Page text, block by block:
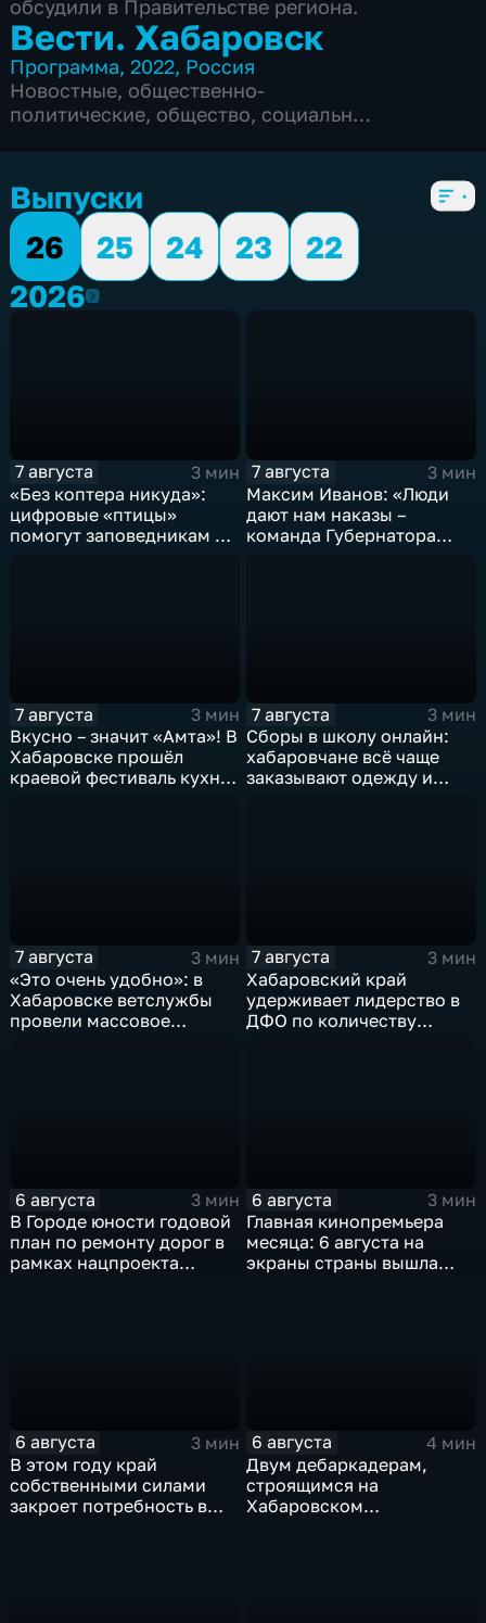
обсудили в Правительстве региона.
Вести. Хабаровск
Программа,2022, Россия
Новостные, общественно-
политические, общество, социально-
Выпуски
26
25 24 23
22
20262026
7 августа
3 мин
«Без коптера никуда»:
цифровые «птицы»
помогут заповедникам в
7 августа
3 мин
Максим Иванов: «Люди
дают нам наказы –
команда Губернатора
7 августа
3 мин
Вкусно – значит «Амта»! В
Хабаровске прошёл
краевой фестиваль кухни
7 августа
3 мин
Сборы в школу онлайн:
хабаровчане всё чаще
заказывают одежду и
7 августа
3 мин
«Это очень удобно»: в
Хабаровске ветслужбы
провели массовое
7 августа
3 мин
Хабаровский край
удерживает лидерство в
ДФО по количеству
6 августа
3 мин
В Городе юности годовой
план по ремонту дорог в
рамках нацпроекта
6 августа
3 мин
Главная кинопремьера
месяца: 6 августа на
экраны страны вышла
6 августа
3 мин
В этом году край
собственными силами
закроет потребность в
6 августа
4 мин
Двум дебаркадерам,
строящимся на
Хабаровском